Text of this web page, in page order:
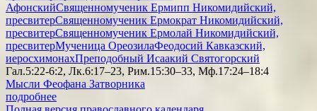
АфонскийСвященномученик Ермипп Никомидийский,
пресвитерСвященномученик Ермократ Никомидийский,
пресвитерСвященномученик Ермолай Никомидийский,
пресвитерМученица ОреозилаФеодосий Кавказский,
иеросхимонахПреподобный Исаакий Святогорский
Гал.5:22-6:2, Лк.6:17–23, Рим.15:30–33, Мф.17:24–18:4
Мысли Феофана Затворника
подробнее